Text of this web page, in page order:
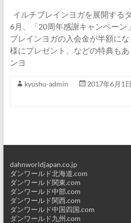
イルチブレインヨガを展開する
6月、「20周年感謝キャンペーン
ブレインヨガの入会金が半額に
様にプレゼント、などの特典も
ンヨ
kyushu-admin 2017年6月1日
dahnworldjapan.co.jp
ダンワールド北海道.com
ダンワールド関東.com
ダンワールド中部.com
ダンワールド関西.com
ダンワールド中国四国.com
ダンワールド九州.com